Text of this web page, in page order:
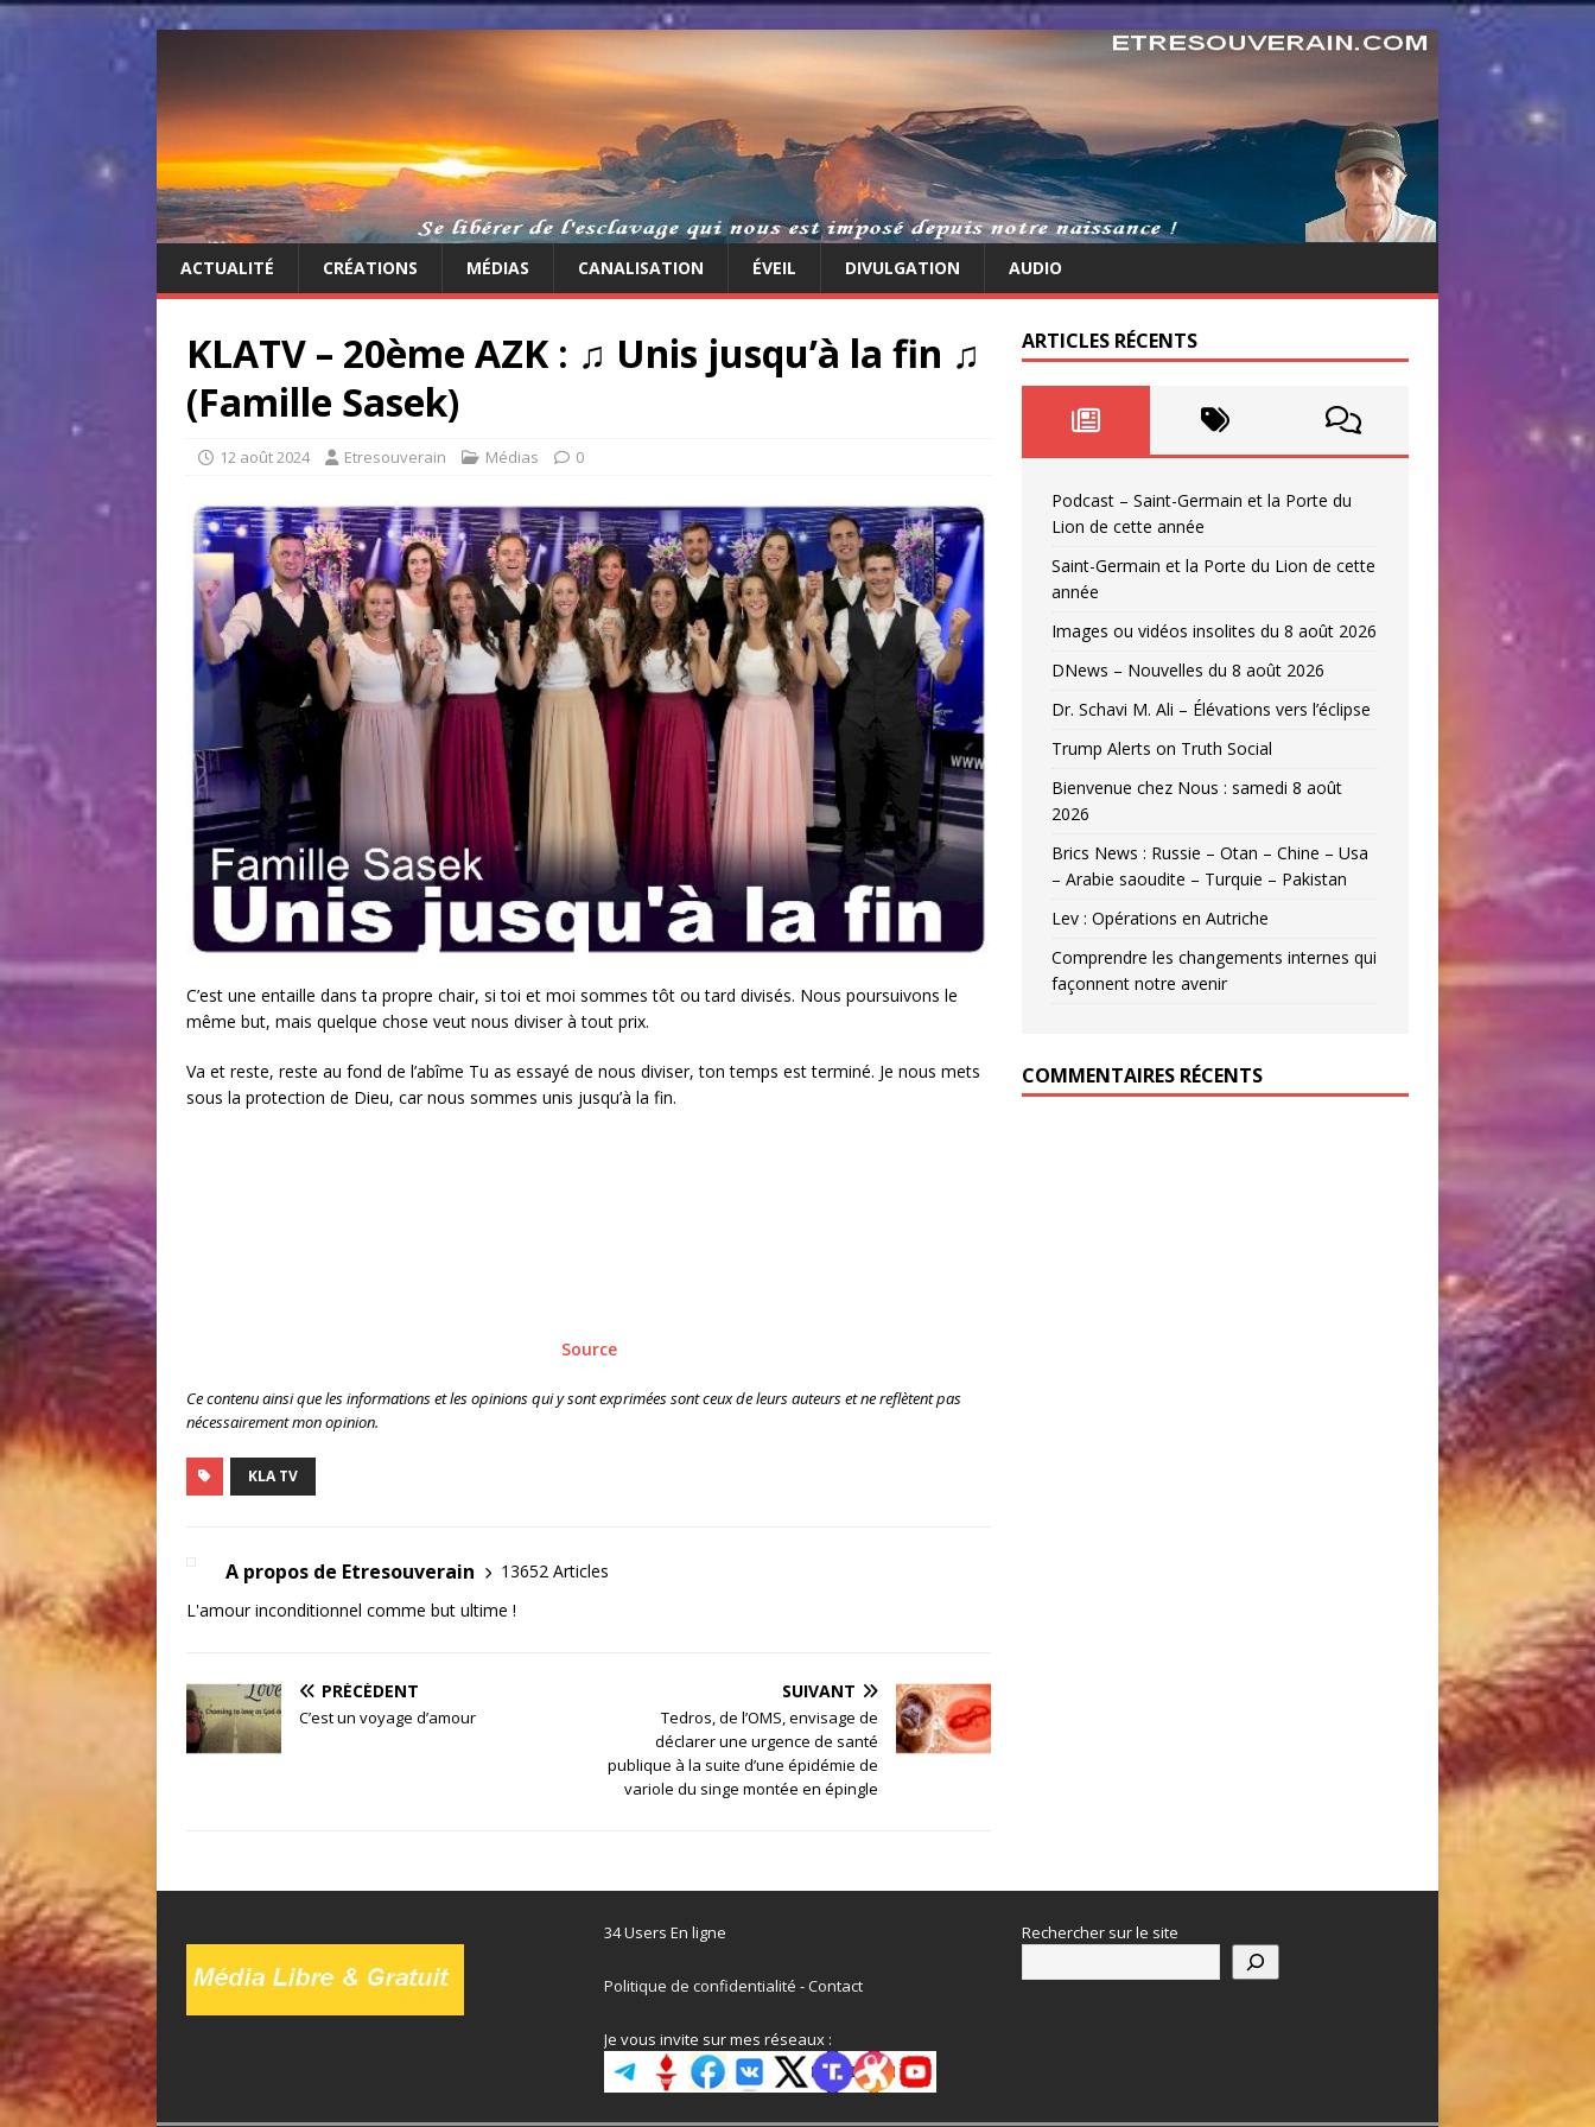
ACTUALITÉ CRÉATIONS MÉDIAS CANALISATION ÉVEIL DIVULGATION AUDIO
KLATV – 20ème AZK : ♫ Unis jusqu’à la fin ♫
(Famille Sasek)
12 août 2024 Etresouverain Médias 0
C’est une entaille dans ta propre chair, si toi et moi sommes tôt ou tard divisés. Nous poursuivons le
même but, mais quelque chose veut nous diviser à tout prix.
Va et reste, reste au fond de l’abîme Tu as essayé de nous diviser, ton temps est terminé. Je nous mets
sous la protection de Dieu, car nous sommes unis jusqu’à la fin.
Source
Ce contenu ainsi que les informations et les opinions qui y sont exprimées sont ceux de leurs auteurs et ne reflètent pas
nécessairement mon opinion.
KLA TV
A propos de Etresouverain
13652 Articles
L'amour inconditionnel comme but ultime !
PRÉCÉDENT
C’est un voyage d’amour
SUIVANT
Tedros, de l’OMS, envisage de
déclarer une urgence de santé
publique à la suite d’une épidémie de
variole du singe montée en épingle
ARTICLES RÉCENTS
Podcast – Saint-Germain et la Porte du
Lion de cette année
Saint-Germain et la Porte du Lion de cette
année
Images ou vidéos insolites du 8 août 2026
DNews – Nouvelles du 8 août 2026
Dr. Schavi M. Ali – Élévations vers l’éclipse
Trump Alerts on Truth Social
Bienvenue chez Nous : samedi 8 août
2026
Brics News : Russie – Otan – Chine – Usa
– Arabie saoudite – Turquie – Pakistan
Lev : Opérations en Autriche
Comprendre les changements internes qui
façonnent notre avenir
COMMENTAIRES RÉCENTS
34 Users En ligne
Politique de confidentialité -Contact
Je vous invite sur mes réseaux :
Rechercher sur le site